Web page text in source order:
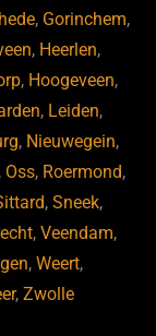
, Gorinchem,
, Heerlen,
, Hoogeveen,
, Leiden,
, Nieuwegein,
, Oss, Roermond,
, Sneek,
,Veendam,
,Weert,
,Zwolle